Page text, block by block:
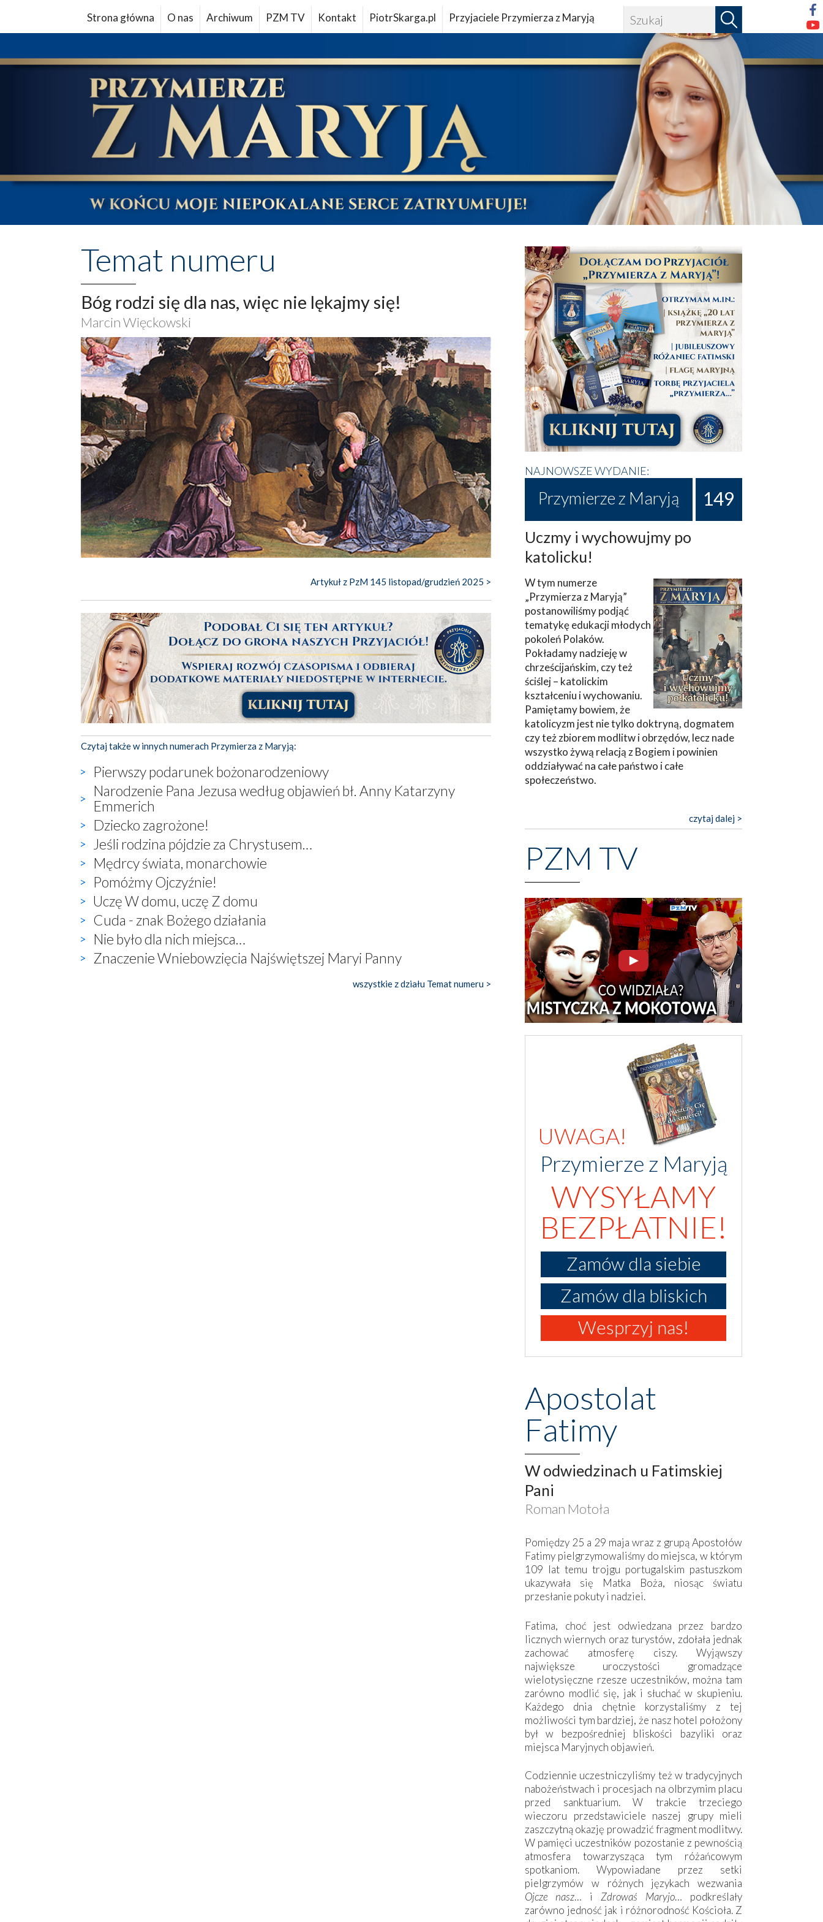
Strona główna O nas Archiwum PZM TV Kontakt PiotrSkarga.pl Przyjaciele Przymierza z Maryją
Temat numeru
Bóg rodzi się dla nas, więc nie lękajmy się!
Marcin Więckowski
Artykuł z PzM 145 listopad/grudzień 2025 >
Czytaj także w innych numerach Przymierza z Maryją:
Pierwszy podarunek bożonarodzeniowy
Narodzenie Pana Jezusa według objawień bł. Anny Katarzyny
Emmerich
Dziecko zagrożone!
Jeśli rodzina pójdzie za Chrystusem…
Mędrcy świata, monarchowie
Pomóżmy Ojczyźnie!
Uczę W domu, uczę Z domu
Cuda - znak Bożego działania
Nie było dla nich miejsca…
Znaczenie Wniebowzięcia Najświętszej Maryi Panny
wszystkie z działu Temat numeru >
NAJNOWSZE WYDANIE:
Przymierze z Maryją 149
Uczmy i wychowujmy po
katolicku!
W tym numerze
„Przymierza z Maryją”
postanowiliśmy podjąć
tematykę edukacji młodych
pokoleń Polaków.
Pokładamy nadzieję w
chrześcijańskim, czy też
ściślej – katolickim
kształceniu i wychowaniu.
Pamiętamy bowiem, że
katolicyzm jest nie tylko doktryną, dogmatem
czy też zbiorem modlitw i obrzędów, lecz nade
wszystko żywą relacją z Bogiem i powinien
oddziaływać na całe państwo i całe
społeczeństwo.
czytaj dalej >
PZM TV
UWAGA!
Przymierze z Maryją
WYSYŁAMY
BEZPŁATNIE!
Zamów dla siebie
Zamów dla bliskich
Wesprzyj nas!
Apostolat
Fatimy
W odwiedzinach u Fatimskiej
Pani
Roman Motoła
Pomiędzy 25 a 29 maja wraz z grupą Apostołów
Fatimy pielgrzymowaliśmy do miejsca, w którym
109 lat temu trojgu portugalskim pastuszkom
ukazywała się Matka Boża, niosąc światu
przesłanie pokuty i nadziei.
Fatima, choć jest odwiedzana przez bardzo
licznych wiernych oraz turystów, zdołała jednak
zachować atmosferę ciszy. Wyjąwszy
największe uroczystości gromadzące
wielotysięczne rzesze uczestników, można tam
zarówno modlić się, jak i słuchać w skupieniu.
Każdego dnia chętnie korzystaliśmy z tej
możliwości tym bardziej, że nasz hotel położony
był w bezpośredniej bliskości bazyliki oraz
miejsca Maryjnych objawień.
Codziennie uczestniczyliśmy też w tradycyjnych
nabożeństwach i procesjach na olbrzymim placu
przed sanktuarium. W trakcie trzeciego
wieczoru przedstawiciele naszej grupy mieli
zaszczytną okazję prowadzić fragment modlitwy.
W pamięci uczestników pozostanie z pewnością
atmosfera towarzysząca tym różańcowym
spotkaniom. Wypowiadane przez setki
pielgrzymów w różnych językach wezwania
Ojcze nasz… i Zdrowaś Maryjo… podkreślały
zarówno jedność jak i różnorodność Kościoła. Z